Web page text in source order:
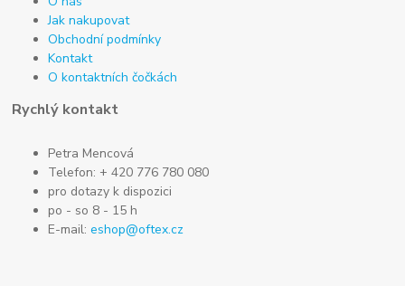
Jak nakupovat
Obchodní podmínky
Kontakt
O kontaktních čočkách
Rychlý kontakt
Petra Mencová
Telefon: + 420 776 780 080
pro dotazy k dispozici
po - so 8 - 15 h
E-mail:eshop@oftex.cz